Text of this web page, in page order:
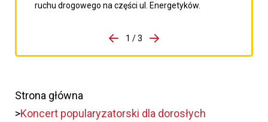
ruchu drogowego na części ul. Energetyków.
porzpedniego komunikatu
1 / 3
Przejdź do następnego
Strona główna
Koncert popularyzatorski dla dorosłych